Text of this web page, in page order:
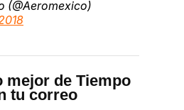
(@Aeromexico)
mejor de Tiempo
tu correo